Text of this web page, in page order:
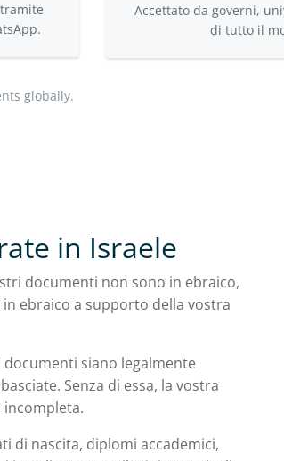
Accettato da governi,
di tutto il
globally.
in Israele
documenti non sono in ebraico,
ebraico a supporto della vostra
siano legalmente
Senza di essa, la vostra
di nascita, diplomi accademici,